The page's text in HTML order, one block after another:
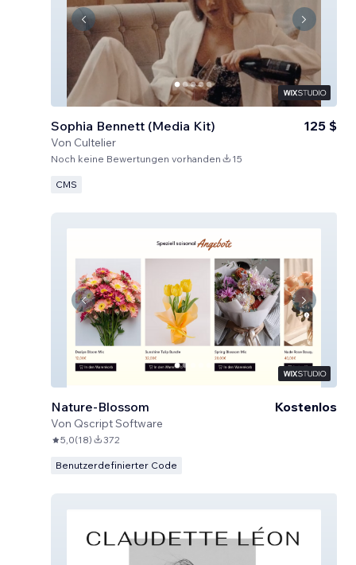
Sophia Bennett (Media Kit)
Von Cultelier
125 $
Noch keine Bewertungen vorhanden 15
CMS
Nature-Blossom
Von Qscript Software
Kostenlos
5,0(18) 372
Benutzerdefinierter Code